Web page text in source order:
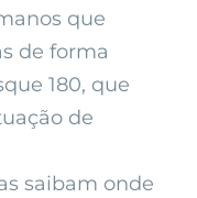
que
de forma
180, que
de
saibam onde